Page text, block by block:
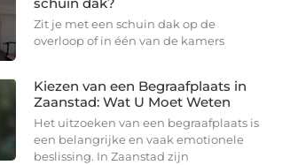
Zit je met een schuin dak op de
overloop of in één van de kamers
Kiezen van een Begraafplaats in
Zaanstad: Wat U Moet Weten
Het uitzoeken van een begraafplaats is
een belangrijke en vaak emotionele
beslissing. In Zaanstad zijn